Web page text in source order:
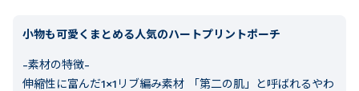
小物も可愛くまとめる人気のハートプリントポーチ
-素材の特徴-
伸縮性に富んだ1×1リブ編み素材 「第二の肌」と呼ばれるやわ